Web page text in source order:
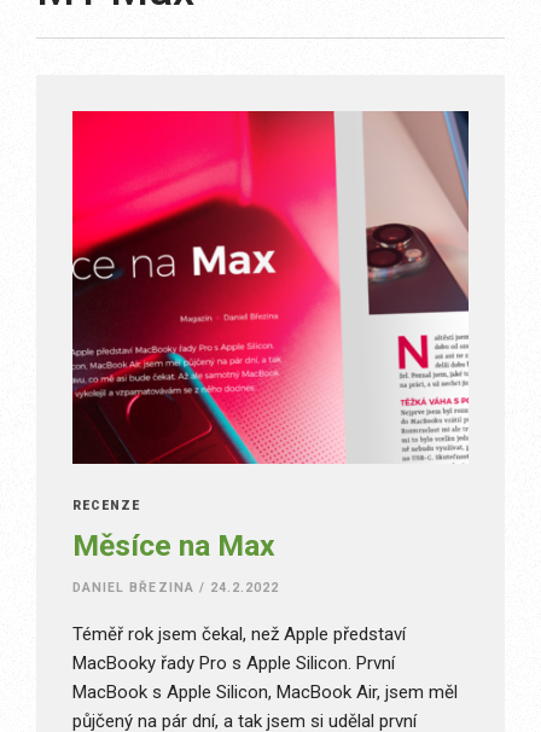
RECENZE
Měsíce na Max
DANIEL BŘEZINA / 24.2.2022
Téměř rok jsem čekal, než Apple představí
MacBooky řady Pro s Apple Silicon. První
MacBook s Apple Silicon, MacBook Air, jsem měl
půjčený na pár dní, a tak jsem si udělal první